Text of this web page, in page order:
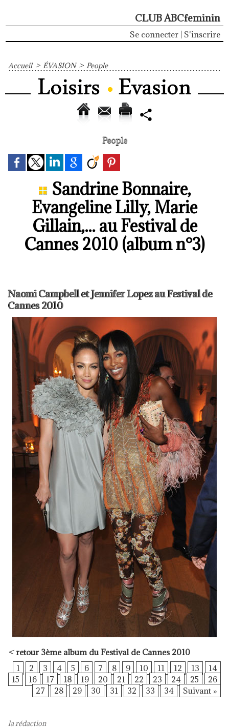
CLUB ABCfeminin
Se connecter S'inscrire
Accueil > ÉVASION > People
People
Sandrine Bonnaire,
Evangeline Lilly, Marie
Gillain,... au Festival de
Cannes 2010 (album n°3)
Naomi Campbell et Jennifer Lopez au Festival de
Cannes 2010
<retour 3ème album du Festival de Cannes 2010
1
2 3 4 5 6 7 8 9 10 11 12 13
14
15
16 17 18 19 20 21 22 23 24 25
26
27
28 29 30 31 32 33 34 Suivant »
la rédaction